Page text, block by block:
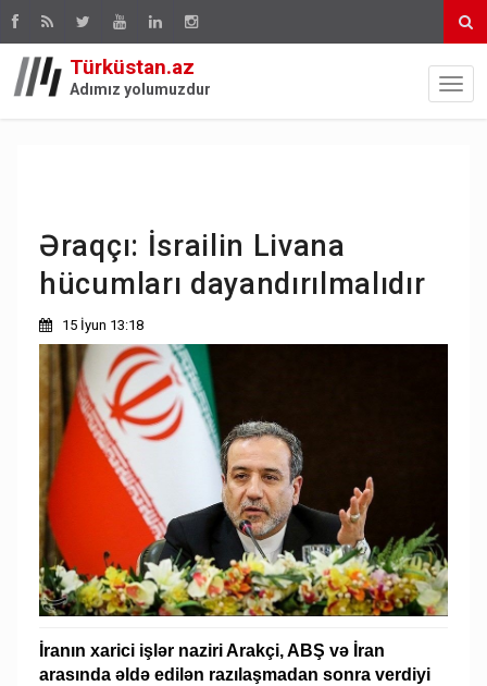
Türküstan.az
Adımız yolumuzdur
Əraqçı: İsrailin Livana
hücumları dayandırılmalıdır
15 İyun 13:18
İranın xarici işlər naziri Arakçi, ABŞ və İran
arasında əldə edilən razılaşmadan sonra verdiyi